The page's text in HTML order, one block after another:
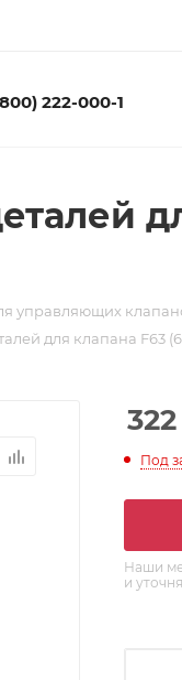
222-000-1
управляющих
для клапана F63
322
Под
Наши
и